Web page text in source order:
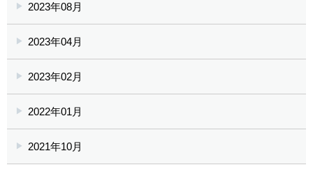
2023年08月
2023年04月
2023年02月
2022年01月
2021年10月